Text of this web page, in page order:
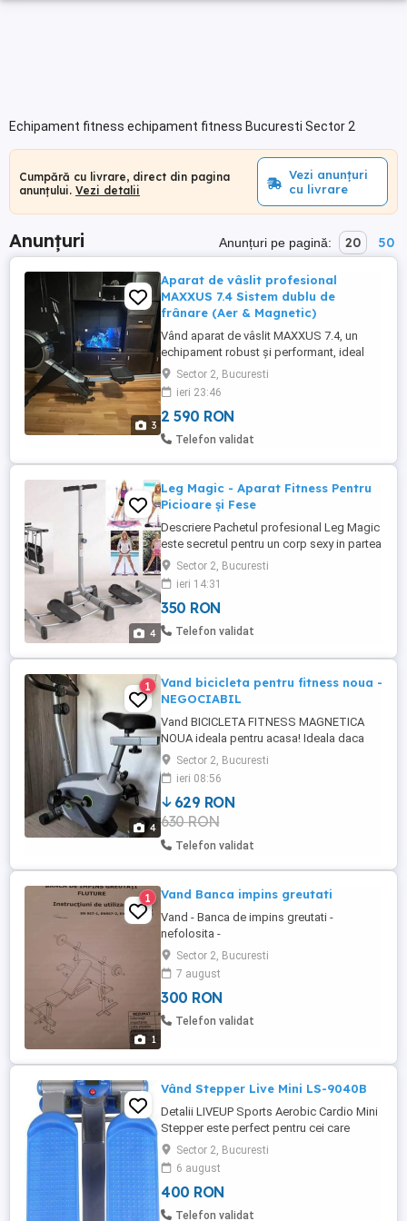
Echipament fitness echipament fitness Bucuresti Sector 2
Cumpără cu livrare, direct din pagina
anunțului. Vezi detalii
Vezi anunțuri
cu livrare
Anunțuri Anunțuri pe pagină: 20 50
3
Aparat de vâslit profesional
MAXXUS 7.4 Sistem dublu de
frânare (Aer & Magnetic)
Vând aparat de vâslit MAXXUS 7.4, un
echipament robust și performant, ideal
pentru antrenamente cardio și de forță
acasă. Este un model de top care oferă o
experiență de vâslit foarte apropiată de
cea reală datorită sistemului hibrid de
rezistență. Preț 2590 lei negociabil
Sector 2, Bucuresti
ieri 23:46
2 590 RON
Telefon validat
4
Leg Magic - Aparat Fitness Pentru
Picioare și Fese
Descriere Pachetul profesional Leg Magic
este secretul pentru un corp sexy in partea
inferioară, picioare bine definite și
armonioase. Cu ședințe de doar 60 de
secunde chiar si într-o zi foarte
aglomerata Leg Magic poate să creeze
efecte uimitoare. Leg Magic este ușor de
Sector 2, Bucuresti
ieri 14:31
350 RON
Telefon validat
4
1
Vand bicicleta pentru fitness noua -
NEGOCIABIL
Vand BICICLETA FITNESS MAGNETICA
NOUA ideala pentru acasa! Ideala daca
vrei sa faci miscare acasa fara sa mergi la
sala! Vand bicicleta fitness magnetica, din
otel, noua, perfecta pentru antrenamente
acasa, slabit sau intretinere. Silentioasa,
stabila si usor de folosit potrivita pentru
orice nivel. Avantaje ...
Sector 2, Bucuresti
ieri 08:56
629 RON
630 RON
Telefon validat
1
1 Vand Banca impins greutati
Vand - Banca de impins greutati -
nefolosita -
Sector 2, Bucuresti
7 august
300 RON
Telefon validat
Vând Stepper Live Mini LS-9040B
Detalii LIVEUP Sports Aerobic Cardio Mini
Stepper este perfect pentru cei care
visează să scape de excesul de greutate
și să-și facă silueta mai zveltă și mai
atractivă. În plus, cursurile regulate pe
acest simulator contribuie la
îmbunătățirea activității sistemului
Sector 2, Bucuresti
6 august
400 RON
Telefon validat